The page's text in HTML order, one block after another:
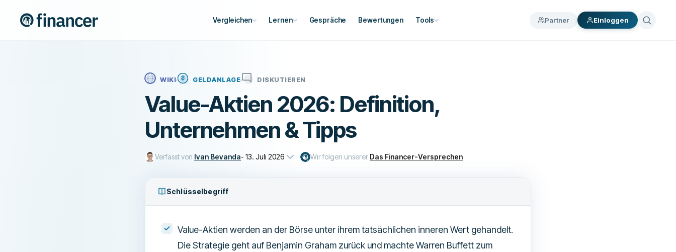
Vergleichen Lernen Gespräche Bewertungen Tools Partner Einloggen
WIKI GELDANLAGE DISKUTIEREN
Value-Aktien 2026: Definition,
Unternehmen & Tipps
Verfasst von Ivan Bevanda- 13. Juli 2026 Wir folgen unserer Das Financer-Versprechen
Schlüsselbegriff
Value-Aktien werden an der Börse unter ihrem tatsächlichen inneren Wert gehandelt.
Die Strategie geht auf Benjamin Graham zurück und machte Warren Buffett zum